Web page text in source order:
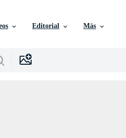
Editorial Más